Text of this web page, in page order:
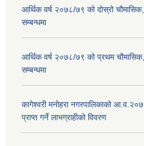
आर्थिक वर्ष २०७८/७९ को दोस्रो
सम्बन्धमा
आर्थिक वर्ष २०७८/७९ को प्रथम
सम्बन्धमा
कागेश्वरी मनोहरा नगरपालिकाको
प्राप्त गर्ने लाभग्राहीको विवरण